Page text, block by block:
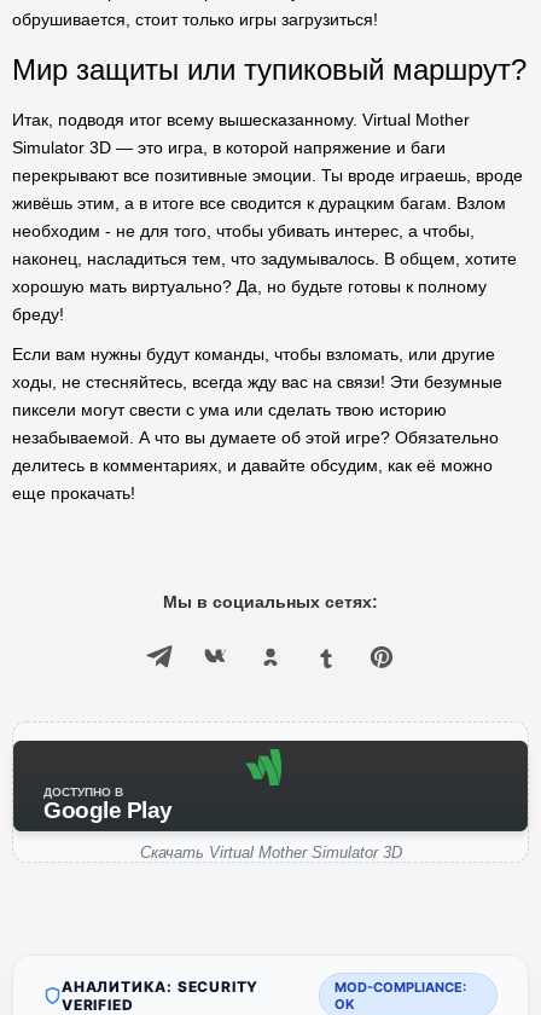
обрушивается, стоит только игры загрузиться!
Мир защиты или тупиковый маршрут?
Итак, подводя итог всему вышесказанному. Virtual Mother
Simulator 3D — это игра, в которой напряжение и баги
перекрывают все позитивные эмоции. Ты вроде играешь, вроде
живёшь этим, а в итоге все сводится к дурацким багам. Взлом
необходим - не для того, чтобы убивать интерес, а чтобы,
наконец, насладиться тем, что задумывалось. В общем, хотите
хорошую мать виртуально? Да, но будьте готовы к полному
бреду!
Если вам нужны будут команды, чтобы взломать, или другие
ходы, не стесняйтесь, всегда жду вас на связи! Эти безумные
пиксели могут свести с ума или сделать твою историю
незабываемой. А что вы думаете об этой игре? Обязательно
делитесь в комментариях, и давайте обсудим, как её можно
еще прокачать!
Мы в социальных сетях:
ДОСТУПНО В
Google Play
Скачать Virtual Mother Simulator 3D
АНАЛИТИКА: SECURITY
VERIFIED
MOD-COMPLIANCE:
OK